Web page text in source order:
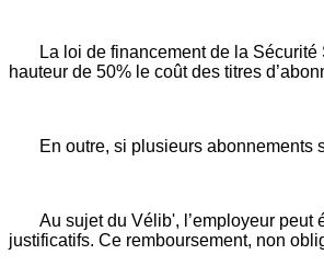
La loi de financement de la
hauteur de 50% le coût des titres
En outre, si plusieurs abonnements
Au sujet du Vélib', l’employeur
justificatifs. Ce remboursement, non